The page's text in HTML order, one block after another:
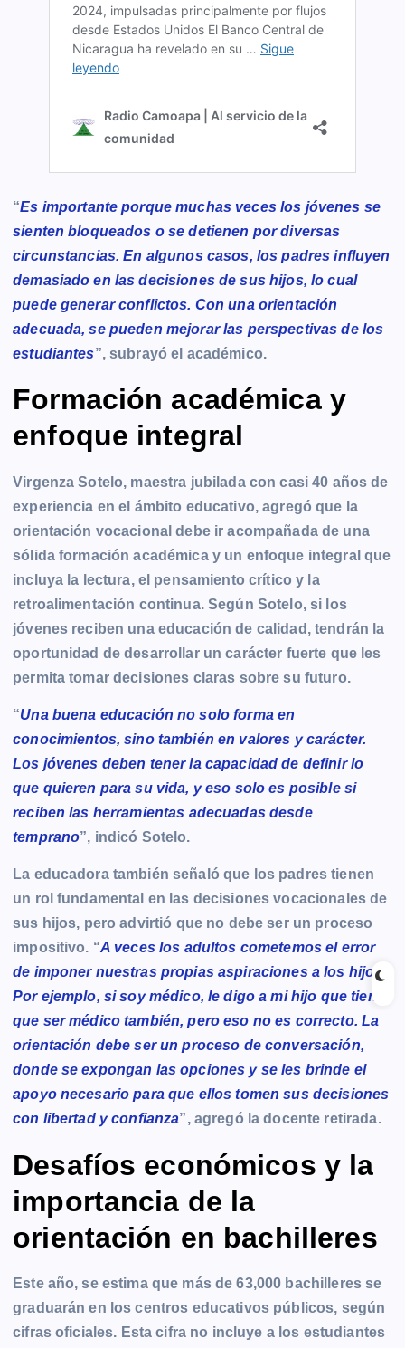
“Es importante porque muchas veces los jóvenes se
sienten bloqueados o se detienen por diversas
circunstancias. En algunos casos, los padres influyen
demasiado en las decisiones de sus hijos, lo cual
puede generar conflictos. Con una orientación
adecuada, se pueden mejorar las perspectivas de los
estudiantes”, subrayó el académico.
Formación académica y
enfoque integral
Virgenza Sotelo, maestra jubilada con casi 40 años de
experiencia en el ámbito educativo, agregó que la
orientación vocacional debe ir acompañada de una
sólida formación académica y un enfoque integral que
incluya la lectura, el pensamiento crítico y la
retroalimentación continua. Según Sotelo, si los
jóvenes reciben una educación de calidad, tendrán la
oportunidad de desarrollar un carácter fuerte que les
permita tomar decisiones claras sobre su futuro.
“Una buena educación no solo forma en
conocimientos, sino también en valores y carácter.
Los jóvenes deben tener la capacidad de definir lo
que quieren para su vida, y eso solo es posible si
reciben las herramientas adecuadas desde
temprano”, indicó Sotelo.
La educadora también señaló que los padres tienen
un rol fundamental en las decisiones vocacionales de
sus hijos, pero advirtió que no debe ser un proceso
impositivo. “A veces los adultos cometemos el error
de imponer nuestras propias aspiraciones a los hijos.
Por ejemplo, si soy médico, le digo a mi hijo que tiene
que ser médico también, pero eso no es correcto. La
orientación debe ser un proceso de conversación,
donde se expongan las opciones y se les brinde el
apoyo necesario para que ellos tomen sus decisiones
con libertad y confianza”, agregó la docente retirada.
Desafíos económicos y la
importancia de la
orientación en bachilleres
Este año, se estima que más de 63,000 bachilleres se
graduarán en los centros educativos públicos, según
cifras oficiales. Esta cifra no incluye a los estudiantes